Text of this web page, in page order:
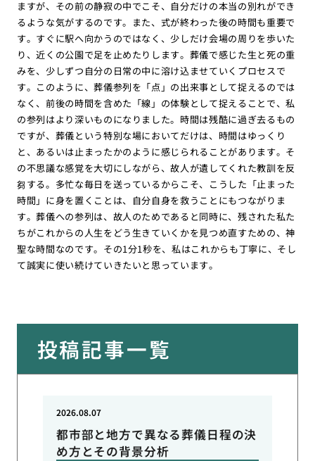
ますが、その前の静寂の中でこそ、自分だけの本当の別れができ
るような気がするのです。また、式が終わった後の時間も重要で
す。すぐに駅へ向かうのではなく、少しだけ会場の周りを歩いた
り、近くの公園で足を止めたりします。葬儀で感じた生と死の重
みを、少しずつ自分の日常の中に溶け込ませていくプロセスで
す。このように、葬儀参列を「点」の出来事として捉えるのでは
なく、前後の時間を含めた「線」の体験として捉えることで、私
の参列はより深いものになりました。時間は残酷に過ぎ去るもの
ですが、葬儀という特別な場においてだけは、時間はゆっくり
と、あるいは止まったかのように感じられることがあります。そ
の不思議な感覚を大切にしながら、故人が遺してくれた教訓を反
芻する。多忙な毎日を送っているからこそ、こうした「止まった
時間」に身を置くことは、自分自身を救うことにもつながりま
す。葬儀への参列は、故人のためであると同時に、残された私た
ちがこれからの人生をどう生きていくかを見つめ直すための、神
聖な時間なのです。その1分1秒を、私はこれからも丁寧に、そし
て誠実に使い続けていきたいと思っています。
投稿記事一覧
都市部と地方で異なる葬儀日程の決
め方とその背景分析
2026.08.07